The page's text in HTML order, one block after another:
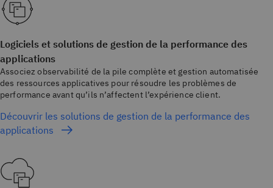
Logiciels et solutions de gestion de la performance des
applications
Associez observabilité de la pile complète et gestion automatisée
des ressources applicatives pour résoudre les problèmes de
performance avant qu’ils n’affectent l’expérience client.
Découvrir les solutions de gestion de la performance des
applications